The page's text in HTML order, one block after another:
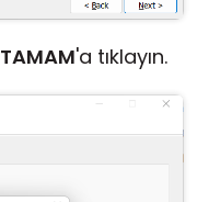
TAMAM'a tıklayın.